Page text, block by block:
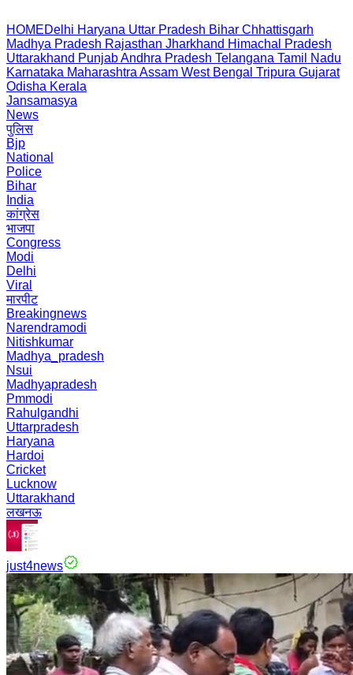
HOMEDelhi Haryana Uttar Pradesh Bihar Chhattisgarh
Madhya Pradesh Rajasthan Jharkhand Himachal Pradesh
Uttarakhand PunjabAndhra Pradesh Telangana Tamil Nadu
Karnataka Maharashtra Assam West Bengal Tripura Gujarat
Odisha Kerala
Jansamasya
News
पुलिस
Bjp
National
Police
Bihar
India
कांग्रेस
भाजपा
Congress
Modi
Delhi
Viral
मारपीट
Breakingnews
Narendramodi
Nitishkumar
Madhya_pradesh
Nsui
Madhyapradesh
Pmmodi
Rahulgandhi
Uttarpradesh
Haryana
Hardoi
Cricket
Lucknow
Uttarakhand
लखनऊ
just4news